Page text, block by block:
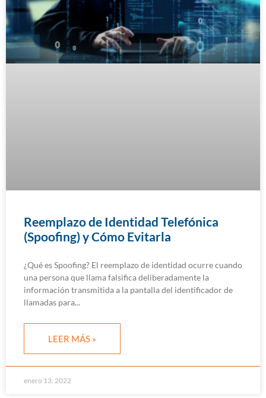
Reemplazo de Identidad Telefónica
(Spoofing) y Cómo Evitarla
¿Qué es Spoofing? El reemplazo de identidad ocurre cuando
una persona que llama falsifica deliberadamente la
información transmitida a la pantalla del identificador de
llamadas para
LEER MÁS »
enero 13, 2022